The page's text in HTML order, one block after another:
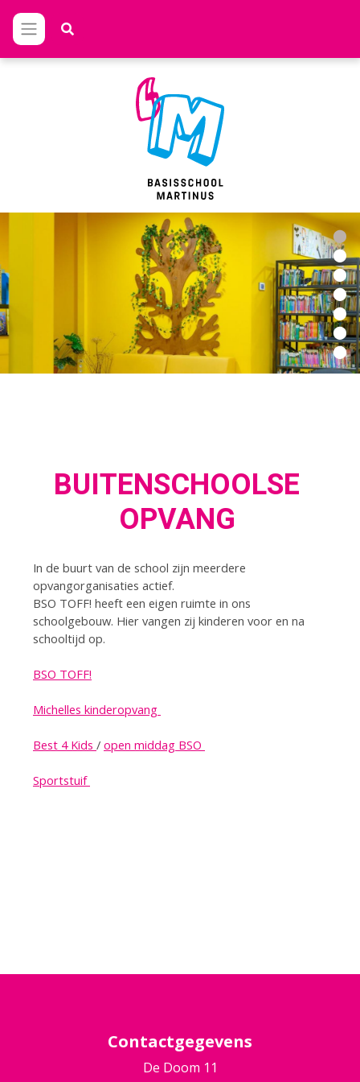
BUITENSCHOOLSE
OPVANG
In de buurt van de school zijn meerdere
opvangorganisaties actief.
BSO TOFF! heeft een eigen ruimte in ons
schoolgebouw. Hier vangen zij kinderen voor en na
schooltijd op.
BSO TOFF!
Michelles kinderopvang
Best 4 Kids / open middag BSO
Sportstuif
Contactgegevens
De Doom 11